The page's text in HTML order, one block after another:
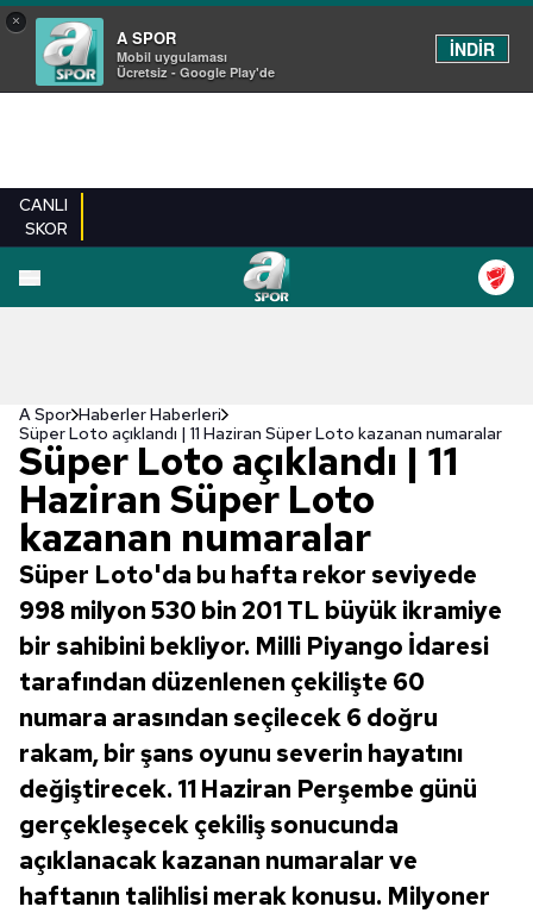
×
A SPOR
Mobil uygulaması
Ücretsiz - Google Play'de
İNDİR
CANLI
SKOR
A Spor Haberler Haberleri
Süper Loto açıklandı | 11 Haziran Süper Loto kazanan numaralar
Süper Loto açıklandı | 11
Haziran Süper Loto
kazanan numaralar
Süper Loto'da bu hafta rekor seviyede
998 milyon 530 bin 201 TL büyük ikramiye
bir sahibini bekliyor. Milli Piyango İdaresi
tarafından düzenlenen çekilişte 60
numara arasından seçilecek 6 doğru
rakam, bir şans oyunu severin hayatını
değiştirecek. 11 Haziran Perşembe günü
gerçekleşecek çekiliş sonucunda
açıklanacak kazanan numaralar ve
haftanın talihlisi merak konusu. Milyoner